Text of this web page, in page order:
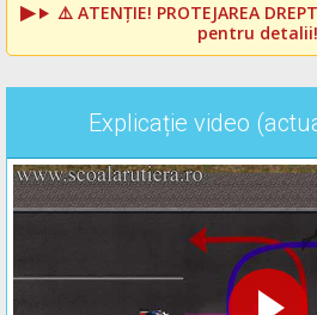
⚠️ ATENȚIE! PROTEJAREA
pentru
Explicație video